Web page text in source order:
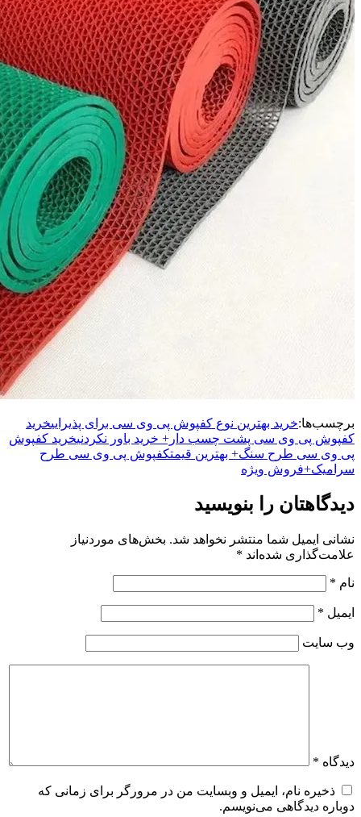
برچسب‌ها:خرید بهترین نوع کفپوش پی وی سی برای پذیراییخرید
کفپوش پی وی سی پشت چسب دار+ خرید باور نکردنیخرید کفپوش
پی وی سی طرح سنگ+ بهترین قیمتکفپوش پی وی سی طرح
سرامیک+فروش ویژه
دیدگاهتان را بنویسید
نشانی ایمیل شما منتشر نخواهد شد. بخش‌های موردنیاز
علامت‌گذاری شده‌اند *
نام *
ایمیل *
وب‌ سایت
دیدگاه *
ذخیره نام، ایمیل و وبسایت من در مرورگر برای زمانی که
دوباره دیدگاهی می‌نویسم.